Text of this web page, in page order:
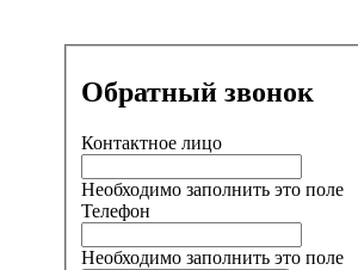
Обратный звонок
Контактное лицо
Необходимо заполнить это поле
Телефон
Необходимо заполнить это поле